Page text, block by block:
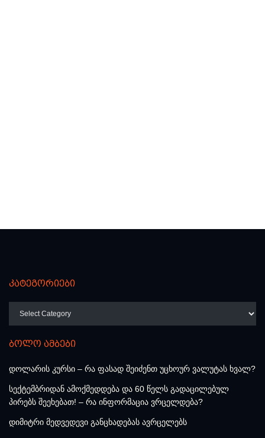
კატეგორიები
ბოლო ამბები
დოლარის კურსი – რა ფასად შეიძენთ უცხოურ ვალუტას ხვალ?
სექტემბრიდან ამოქმედდება და 60 წელს გადაცილებულ
პირებს შეეხებათ! – რა ინფორმაცია ვრცელდება?
დიმიტრი მედვედევი განცხადებას ავრცელებს